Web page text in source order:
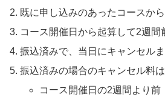
既に申し込みのあったコースか
コース開催日から起算して2週間
振込済みで、当日にキャンセル
振込済みの場合のキャンセル料
コース開催日の2週間より前